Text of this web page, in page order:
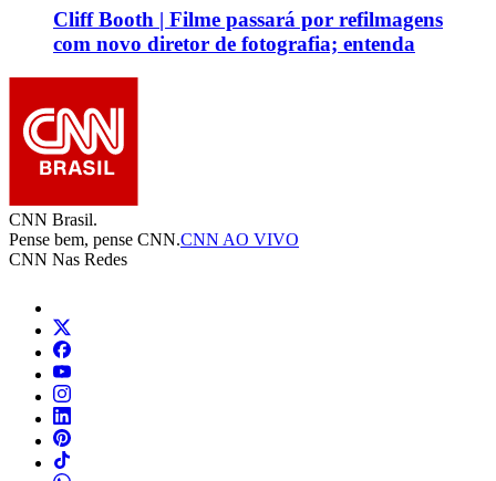
Cliff Booth | Filme passará por refilmagens
com novo diretor de fotografia; entenda
CNN Brasil.
Pense bem, pense CNN.CNN AO VIVO
CNN Nas Redes